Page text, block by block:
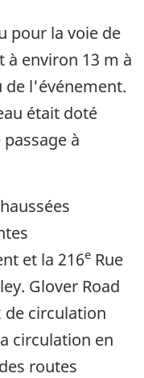
pour la voie de
à environ 13 m à
de l'événement.
était doté
à
et la 216e Rue
Glover Road
de circulation
circulation en
routes